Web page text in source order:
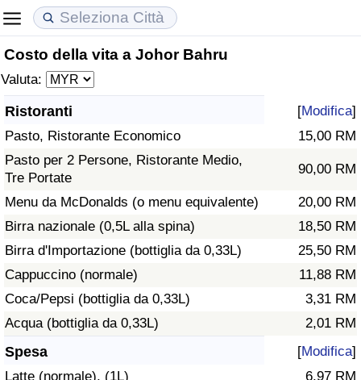
Costo della vita a Johor Bahru
Valuta:
Ristoranti [Modifica]
Pasto, Ristorante Economico
15,00 RM
Pasto per 2 Persone, Ristorante Medio,
Tre Portate
90,00 RM
Menu da McDonalds (o menu equivalente)
20,00 RM
Birra nazionale (0,5L alla spina)
18,50 RM
Birra d'Importazione (bottiglia da 0,33L)
25,50 RM
Cappuccino (normale)
11,88 RM
Coca/Pepsi (bottiglia da 0,33L)
3,31 RM
Acqua (bottiglia da 0,33L)
2,01 RM
Spesa [Modifica]
Latte (normale), (1L)
6,97 RM
Costo della vita
Indice Del Costo Della Vita (corrente)
Indice Del Costo Della Vita
Indice del Costo della Vita per Nazione
ad Aqaba
Prezzi degli immobili
Indice del Prezzo delle Case (Corrente)
Indice del Prezzo delle Case
Indice del Prezzo delle Case per Nazione
Qualità della Vita
Indice della Qualità della Vita
Indice della Qualità della Vita (Corrente)
Indice della qualità della vita per Paese
Criminalità
Indice del Tasso di Criminalità (Corrente)
Indice della Criminalità
Indice di criminalità per paese